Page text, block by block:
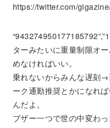
https://twitter.com/
ターみたいに重量制限オ
めなければいい。
乗れないからみんな遅刻
ーク通勤推奨とかになれ
んだよ。
ブザー一つで世の中変わ